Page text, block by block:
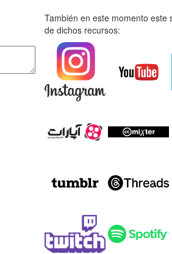
También en este momento
de dichos recursos: